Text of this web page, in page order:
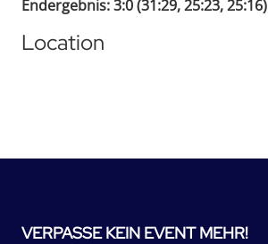
Endergebnis: 3:0 (31:29, 25:23, 25:16)
Location
VERPASSE KEIN EVENT MEHR!